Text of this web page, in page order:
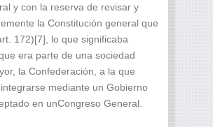
y con la reserva de revisar y
la Constitución general que
172)[7], lo que significaba
era parte de una sociedad
la Confederación, a la que
mediante un Gobierno
en unCongreso General.